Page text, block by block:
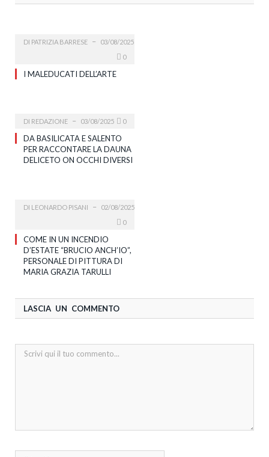
DI PATRIZIA BARRESE
03/08/2025
0
I MALEDUCATI DELL’ARTE
DI REDAZIONE 03/08/2025 0
DA BASILICATA E SALENTO
PER RACCONTARE LA DAUNA
DELICETO ON OCCHI DIVERSI
DI LEONARDO PISANI
02/08/2025
0
COME IN UN INCENDIO
D’ESTATE “BRUCIO ANCH’IO”,
PERSONALE DI PITTURA DI
MARIA GRAZIA TARULLI
LASCIA UN COMMENTO